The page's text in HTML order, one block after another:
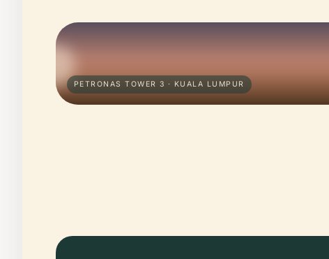
PETRONAS TOWER 3 · KUALA LUMPUR